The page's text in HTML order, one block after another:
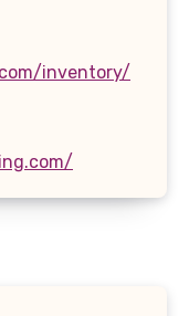
inventory/